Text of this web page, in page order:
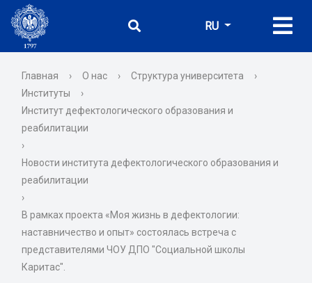
RU
Главная › О нас › Структура университета
›
Институты
›
Институт дефектологического образования и
реабилитации
›
Новости института дефектологического образования и
реабилитации
›
В рамках проекта «Моя жизнь в дефектологии:
наставничество и опыт» состоялась встреча с
представителями ЧОУ ДПО "Социальной школы
Каритас".